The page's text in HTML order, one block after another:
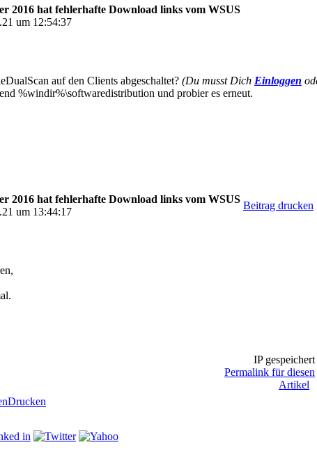
2016 hat fehlerhafte Download links vom WSUS
um 12:54:37
auf den Clients abgeschaltet? (Du musst Dich Einloggen
%windir%\softwaredistribution und probier es erneut.
2016 hat fehlerhafte Download links vom WSUS
um 13:44:17
Beitrag drucken
IP gespeichert
Permalink für diesen
Artikel
Drucken